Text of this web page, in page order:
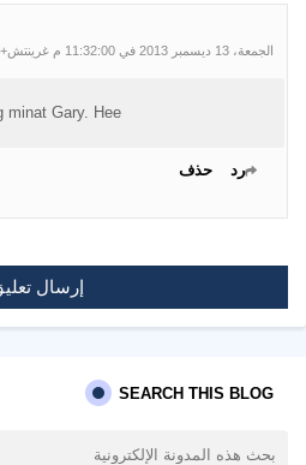
الجمعة، 13 ديسمبر 2013 في 11:32:00 م غرينتش+8
minat Gary. Hee
رد حذف
إرسال
SEARCH THIS BLOG